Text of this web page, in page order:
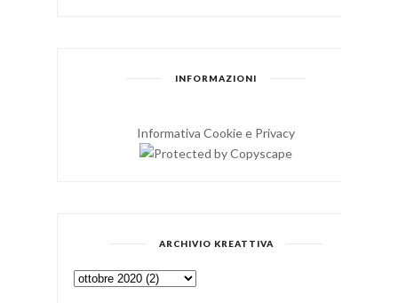
INFORMAZIONI
Informativa Cookie e Privacy
ARCHIVIO KREATTIVA